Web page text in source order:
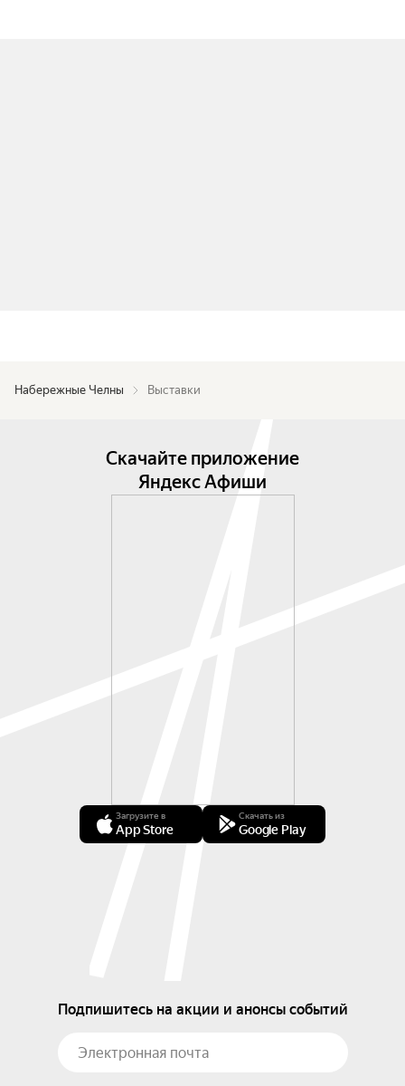
Набережные Челны Выставки
Скачайте приложение
Яндекс Афиши
Загрузите в
App Store
Скачать из
Google Play
Подпишитесь на акции и анонсы событий